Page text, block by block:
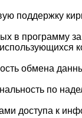
поддержку
в программу
обмена
по
доступа к